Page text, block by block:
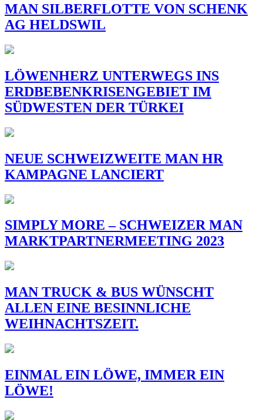
MAN SILBERFLOTTE VON SCHENK
AG HELDSWIL
LÖWENHERZ UNTERWEGS INS
ERDBEBENKRISENGEBIET IM
SÜDWESTEN DER TÜRKEI
NEUE SCHWEIZWEITE MAN HR
KAMPAGNE LANCIERT
SIMPLY MORE – SCHWEIZER MAN
MARKTPARTNERMEETING 2023
MAN TRUCK & BUS WÜNSCHT
ALLEN EINE BESINNLICHE
WEIHNACHTSZEIT.
EINMAL EIN LÖWE, IMMER EIN
LÖWE!